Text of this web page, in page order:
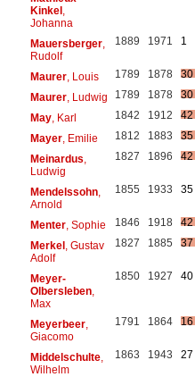
Kinkel,
Johanna
Mauersberger,
Rudolf
1889 1971 1
Maurer, Louis 1789 1878
30
Maurer, Ludwig 1789 1878
30
May, Karl 1842 1912
42
Mayer, Emilie 1812 1883
35
Meinardus
Ludwig
1827 1896 42
Mendelssohn,
Arnold
1855 1933 35
Menter, Sophie 1846 1918
42
Merkel, Gustav
Adolf
1827 1885 37
Meyer-
Olbersleben,
Max
1850 1927 40
Meyerbeer,
Giacomo
1791 1864 16
Middelschulte,
Wilhelm
1863 1943 27